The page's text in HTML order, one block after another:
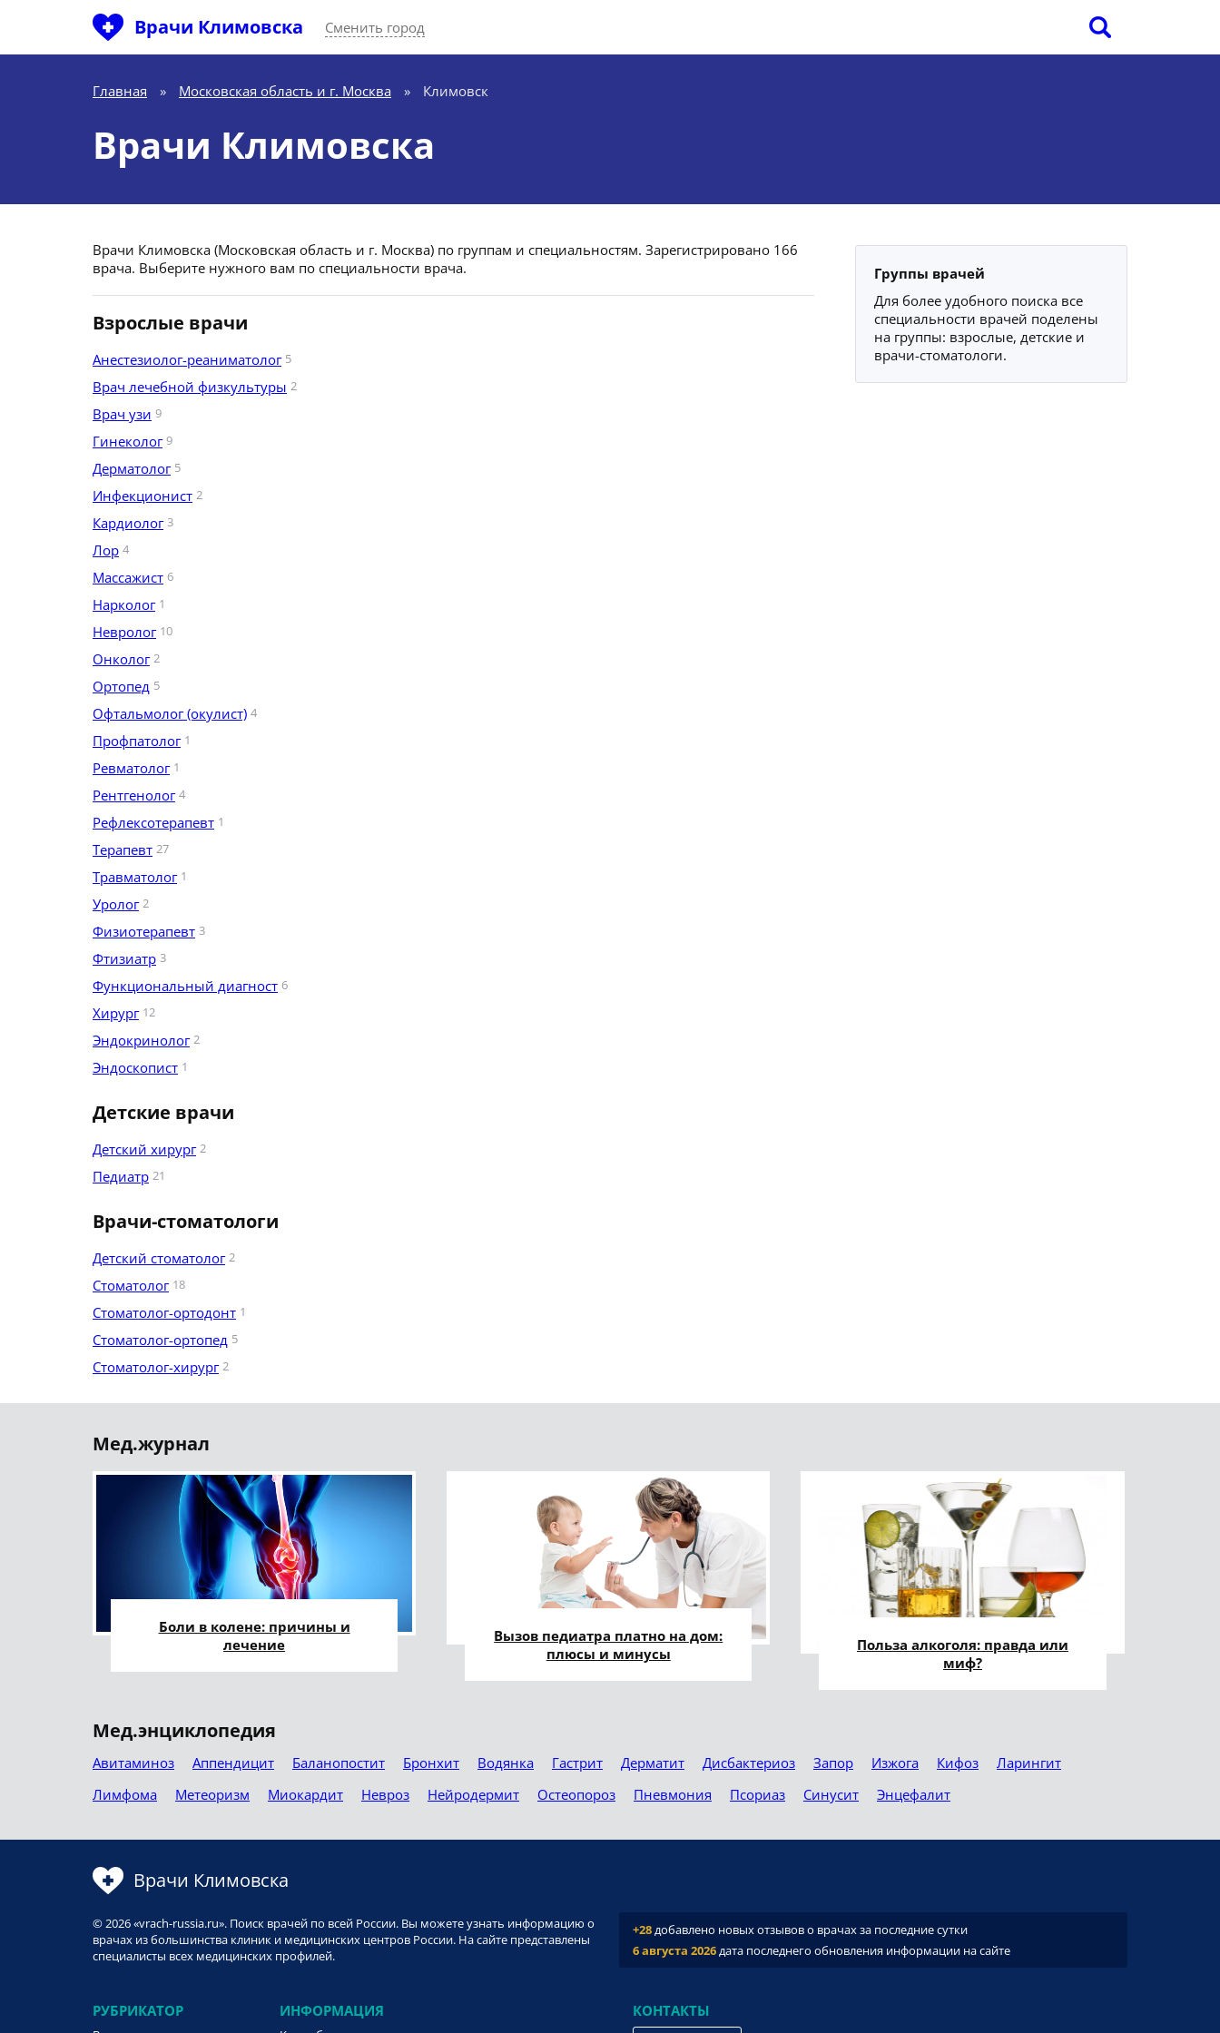
Врачи Климовска Сменить город
Главная » Московская область и г. Москва » Климовск
Врачи Климовска
Врачи Климовска (Московская область и г. Москва) по группам и специальностям. Зарегистрировано 166
врача. Выберите нужного вам по специальности врача.
Взрослые врачи
Анестезиолог-реаниматолог 5
Врач лечебной физкультуры 2
Врач узи 9
Гинеколог 9
Дерматолог 5
Инфекционист 2
Кардиолог 3
Лор 4
Массажист 6
Нарколог 1
Невролог 10
Онколог 2
Ортопед 5
Офтальмолог (окулист) 4
Профпатолог 1
Ревматолог 1
Рентгенолог 4
Рефлексотерапевт 1
Терапевт 27
Травматолог 1
Уролог 2
Физиотерапевт 3
Фтизиатр 3
Функциональный диагност 6
Хирург 12
Эндокринолог 2
Эндоскопист 1
Детские врачи
Детский хирург 2
Педиатр 21
Врачи-стоматологи
Детский стоматолог 2
Стоматолог 18
Стоматолог-ортодонт 1
Стоматолог-ортопед 5
Стоматолог-хирург 2
Группы врачей
Для более удобного поиска все
специальности врачей поделены
на группы: взрослые, детские и
врачи-стоматологи.
Мед.журнал
Боли в колене: причины и
лечение
Вызов педиатра платно на дом:
плюсы и минусы
Польза алкоголя: правда или
миф?
Мед.энциклопедия
Авитаминоз Аппендицит Баланопостит Бронхит Водянка Гастрит Дерматит Дисбактериоз Запор Изжога Кифоз
Ларингит
Лимфома
Метеоризм Миокардит Невроз Нейродермит Остеопороз Пневмония Псориаз Синусит Энцефалит
Врачи Климовска
© 2026 «vrach-russia.ru». Поиск врачей по всей России. Вы можете узнать информацию о
врачах из большинства клиник и медицинских центров России. На сайте представлены
специалисты всех медицинских профилей.
+28добавлено новых отзывов о врачах за последние сутки
6 августа 2026дата последнего обновления информации на сайте
РУБРИКАТОР ИНФОРМАЦИЯ КОНТАКТЫ